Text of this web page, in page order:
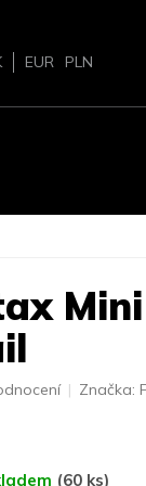
EUR PLN
Značka:
(60 ks)